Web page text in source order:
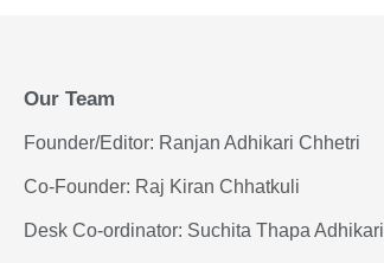
Our Team
Founder/Editor: Ranjan Adhikari Chhetri
Co-Founder: Raj Kiran Chhatkuli
Desk Co-ordinator: Suchita Thapa Adhikari